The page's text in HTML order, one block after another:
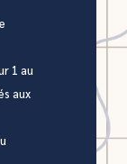
1 au
aux